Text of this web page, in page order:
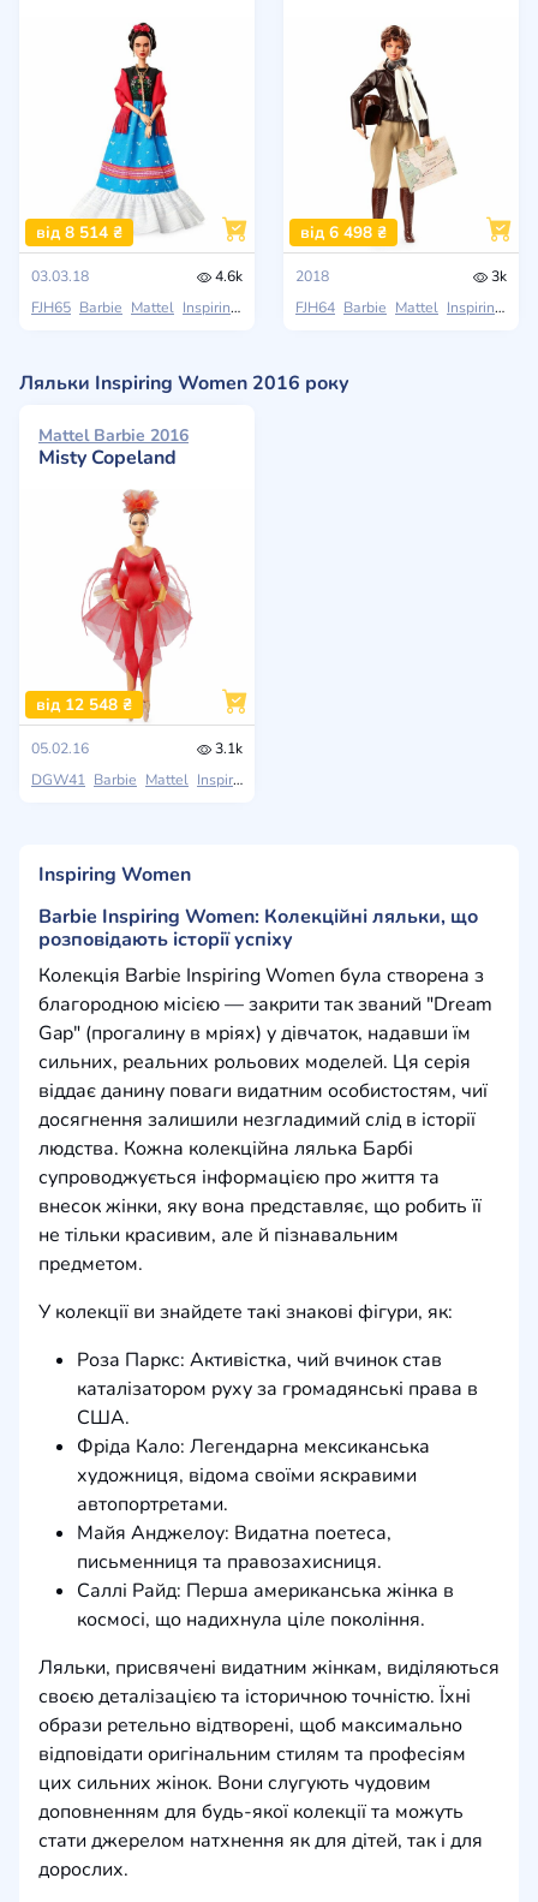
від 8 514 ₴
03.03.18
4.6k
FJH65 Barbie Mattel Inspiring Women
від 6 498 ₴
2018
3k
FJH64 Barbie Mattel Inspiring Women
Ляльки Inspiring Women 2016 року
Mattel Barbie 2016
Misty Copeland
від 12 548 ₴
05.02.16
3.1k
DGW41 Barbie Mattel Inspiring Women
Inspiring Women
Barbie Inspiring Women: Колекційні ляльки, що
розповідають історії успіху
Колекція Barbie Inspiring Women була створена з
благородною місією — закрити так званий "Dream
Gap" (прогалину в мріях) у дівчаток, надавши їм
сильних, реальних рольових моделей. Ця серія
віддає данину поваги видатним особистостям, чиї
досягнення залишили незгладимий слід в історії
людства. Кожна колекційна лялька Барбі
супроводжується інформацією про життя та
внесок жінки, яку вона представляє, що робить її
не тільки красивим, але й пізнавальним
предметом.
У колекції ви знайдете такі знакові фігури, як:
Роза Паркс: Активістка, чий вчинок став
каталізатором руху за громадянські права в
США.
Фріда Кало: Легендарна мексиканська
художниця, відома своїми яскравими
автопортретами.
Майя Анджелоу: Видатна поетеса,
письменниця та правозахисниця.
Саллі Райд: Перша американська жінка в
космосі, що надихнула ціле покоління.
Ляльки, присвячені видатним жінкам, виділяються
своєю деталізацією та історичною точністю. Їхні
образи ретельно відтворені, щоб максимально
відповідати оригінальним стилям та професіям
цих сильних жінок. Вони слугують чудовим
доповненням для будь-якої колекції та можуть
стати джерелом натхнення як для дітей, так і для
дорослих.